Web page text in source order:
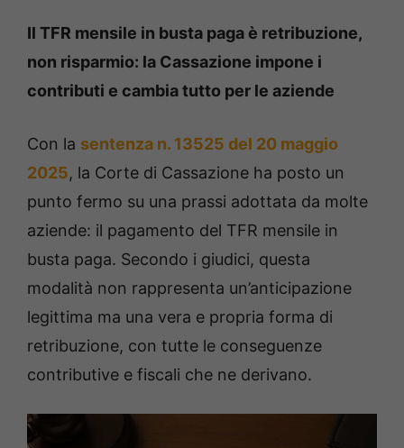
Il TFR mensile in busta paga è retribuzione,
non risparmio: la Cassazione impone i
contributi e cambia tutto per le aziende
Con la sentenza n. 13525 del 20 maggio
2025, la Corte di Cassazione ha posto un
punto fermo su una prassi adottata da molte
aziende: il pagamento del TFR mensile in
busta paga. Secondo i giudici, questa
modalità non rappresenta un’anticipazione
legittima ma una vera e propria forma di
retribuzione, con tutte le conseguenze
contributive e fiscali che ne derivano.